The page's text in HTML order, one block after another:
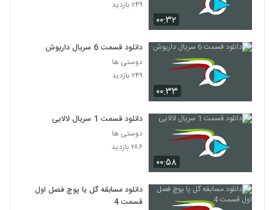
۰۰:۳۲
۲۴۹ بازدید
۰۰:۳۳
دانلود قسمت 6 سریال داریوش
دوستی ها
۲۴۹ بازدید
۰۰:۵۸
دانلود قسمت 1 سریال لالایی
دوستی ها
۲۸۶ بازدید
دانلود مسابقه گل یا پوچ فصل اول
قسمت 4